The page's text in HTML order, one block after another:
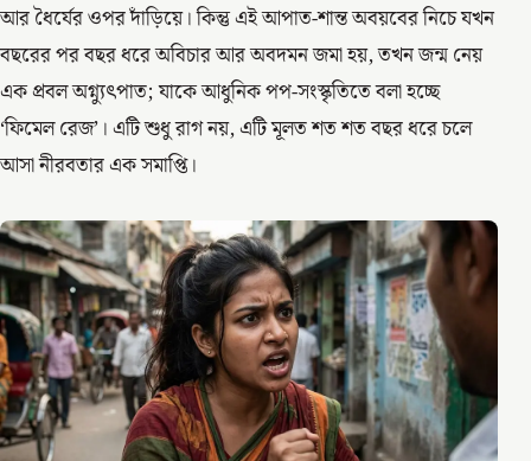
আর ধৈর্যের ওপর দাঁড়িয়ে। কিন্তু এই আপাত-শান্ত অবয়বের নিচে যখন
বছরের পর বছর ধরে অবিচার আর অবদমন জমা হয়, তখন জন্ম নেয়
এক প্রবল অগ্ন্যুৎপাত; যাকে আধুনিক পপ-সংস্কৃতিতে বলা হচ্ছে
‘ফিমেল রেজ’। এটি শুধু রাগ নয়, এটি মূলত শত শত বছর ধরে চলে
আসা নীরবতার এক সমাপ্তি।